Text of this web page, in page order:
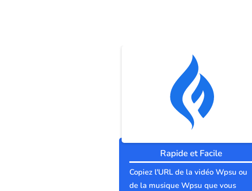
Rapide et Facile
Copiez l'URL de la vidéo Wpsu ou
de la musique Wpsu que vous